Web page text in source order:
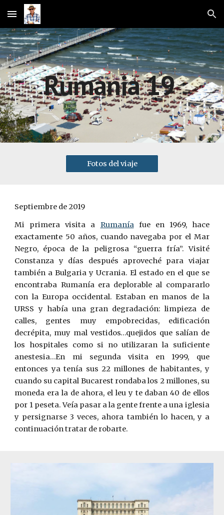
Skip to main content Skip to navigation
Rumania 19
Fotos del viaje
Septiembre de 2019
Mi primera visita a Rumaníafue en 1969, hace
exactamente 50 años, cuando navegaba por el Mar
Negro, época de la peligrosa “guerra fría”. Visité
Constanza y días después aproveché para viajar
también a Bulgaria y Ucrania. El estado en el que se
encontraba Rumanía era deplorable al compararlo
con la Europa occidental. Estaban en manos de la
URSS y había una gran degradación: limpieza de
calles, gentes muy empobrecidas, edificación
decrépita, muy mal vestidos…quejidos que salían de
los hospitales como si no utilizaran la suficiente
anestesia…En mi segunda visita en 1999, que
entonces ya tenía sus 22 millones de habitantes, y
cuando su capital Bucarest rondaba los 2 millones, su
moneda era la de ahora, el leu y te daban 40 de ellos
por 1 peseta. Veía pasar a la gente frente a una iglesia
y persignarse 3 veces, ahora también lo hacen, y a
continuación tratar de robarte.